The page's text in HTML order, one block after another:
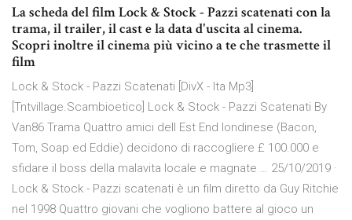
La scheda del film Lock & Stock - Pazzi scatenati con la
trama, il trailer, il cast e la data d'uscita al cinema.
Scopri inoltre il cinema più vicino a te che trasmette il
film
Lock & Stock - Pazzi Scatenati [DivX - Ita Mp3]
[Tntvillage.Scambioetico] Lock & Stock - Pazzi Scatenati By
Van86 Trama Quattro amici dell Est End londinese (Bacon,
Tom, Soap ed Eddie) decidono di raccogliere £ 100.000 e
sfidare il boss della malavita locale e magnate … 25/10/2019 ·
Lock & Stock - Pazzi scatenati è un film diretto da Guy Ritchie
nel 1998 Quattro giovani che vogliono battere al gioco un